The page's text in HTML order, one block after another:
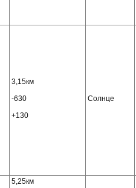
3,15км
-630
+130
Солнце
5,25км